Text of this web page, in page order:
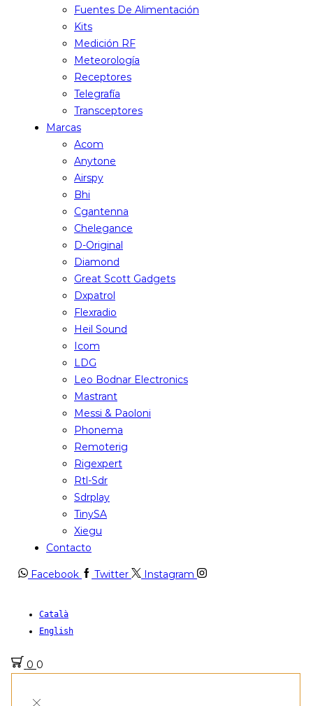
Fuentes De Alimentación
Kits
Medición RF
Meteorología
Receptores
Telegrafía
Transceptores
Marcas
Acom
Anytone
Airspy
Bhi
Cgantenna
Chelegance
D-Original
Diamond
Great Scott Gadgets
Dxpatrol
Flexradio
Heil Sound
Icom
LDG
Leo Bodnar Electronics
Mastrant
Messi & Paoloni
Phonema
Remoterig
Rigexpert
Rtl-Sdr
Sdrplay
TinySA
Xiegu
Contacto
Facebook Twitter Instagram
Català
English
0 0